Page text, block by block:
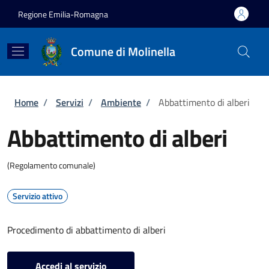
Regione Emilia-Romagna
Comune di Molinella
Briciole di pane
Home / Servizi / Ambiente / Abbattimento di alberi
Abbattimento di alberi
(Regolamento comunale)
Servizio attivo
Procedimento di abbattimento di alberi
Accedi al servizio